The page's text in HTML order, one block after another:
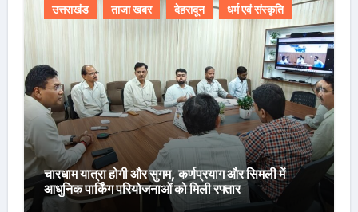
उत्तराखंड ताजा खबर देहरादून धर्म एवं संस्कृति
चारधाम यात्रा होगी और सुगम, कर्णप्रयाग और सिमली में
आधुनिक पार्किंग परियोजनाओं को मिली रफ्तार